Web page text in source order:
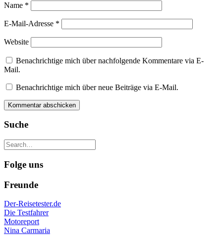
Name *
E-Mail-Adresse *
Website
Benachrichtige mich über nachfolgende Kommentare via E-
Mail.
Benachrichtige mich über neue Beiträge via E-Mail.
Suche
Folge uns
Freunde
Der-Reisetester.de
Die Testfahrer
Motoreport
Nina Carmaria